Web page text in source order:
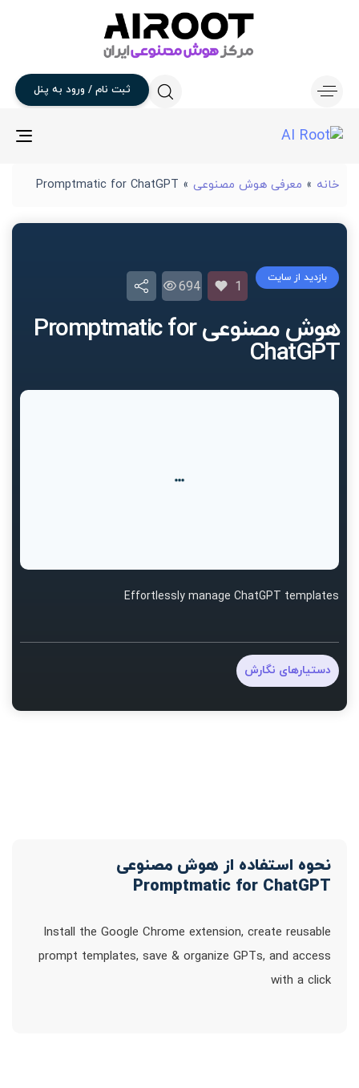
ثبت نام / ورود به پنل
خانه » معرفی هوش مصنوعی »
Promptmatic for ChatGPT
هوش مصنوعی Promptmatic for
ChatGPT
بازدید از سایت
1
694
Effortlessly manage ChatGPT templates
دستیارهای نگارش
نحوه استفاده از هوش مصنوعی
Promptmatic for ChatGPT
Install the Google Chrome extension, create reusable
prompt templates, save & organize GPTs, and access
with a click